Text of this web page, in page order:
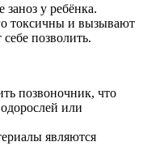
у ребёнка.
токсичны и вызывают
позволить.
позвоночник, что
или
являются